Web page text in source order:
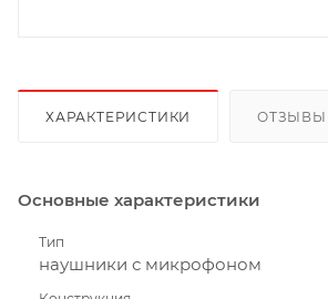
ХАРАКТЕРИСТИКИ ОТЗЫВЫ
Основные характеристики
Тип
наушники с микрофоном